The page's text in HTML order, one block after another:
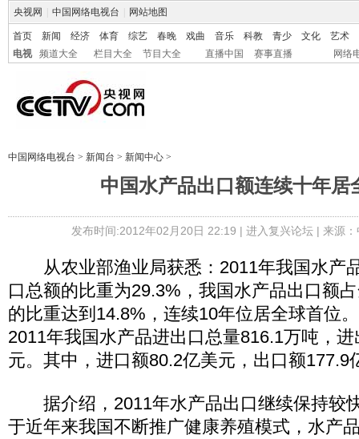
央视网 中国网络电视台 网站地图
首页 新闻 经济 体育 综艺 春晚 戏曲 音乐 科教 青少 文化
艺术
电视
频道大全 栏目大全 节目大全 直播中国 赛事直播 网络
中国网络电视台 > 新闻台 > 新闻中心 >
中国水产品出口额连续十年居
发布时间:2012年02月20日 22:19 | 进入复兴论坛| 来源
从农业部渔业局获悉：2011年我国水产
口总额的比重为29.3%，我国水产品出口额
的比重达到14.8%，连续10年位居全球首位
2011年我国水产品进出口总量816.1万吨，
元。其中，进口额80.2亿美元，出口额177.9
据介绍，2011年水产品出口继续保持较
于近年来我国不断推广健康养殖模式，水产